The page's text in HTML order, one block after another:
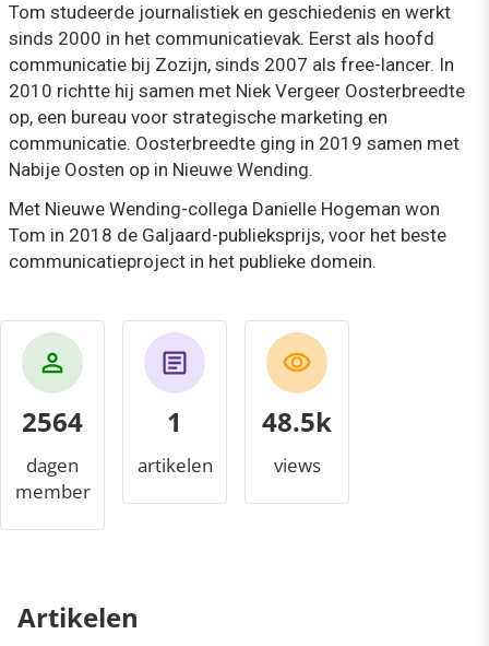
Tom studeerde journalistiek en geschiedenis en werkt
sinds 2000 in het communicatievak. Eerst als hoofd
communicatie bij Zozijn, sinds 2007 als free-lancer. In
2010 richtte hij samen met Niek Vergeer Oosterbreedte
op, een bureau voor strategische marketing en
communicatie. Oosterbreedte ging in 2019 samen met
Nabije Oosten op in Nieuwe Wending.
Met Nieuwe Wending-collega Danielle Hogeman won
Tom in 2018 de Galjaard-publieksprijs, voor het beste
communicatieproject in het publieke domein.
2564
dagen
member
1
artikelen
51.6k
views
Artikelen